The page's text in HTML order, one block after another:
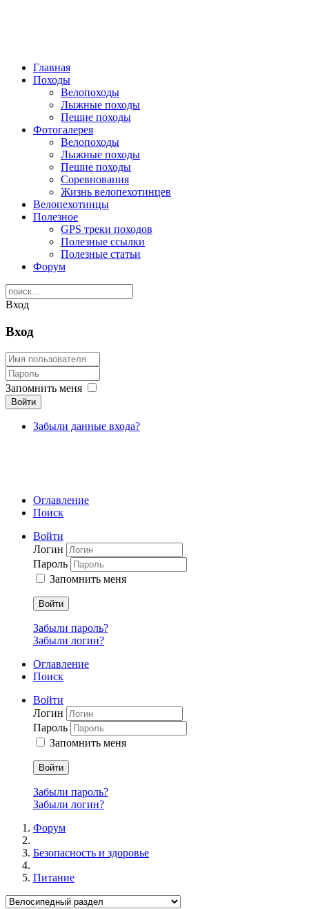
Главная
Походы
Велопоходы
Лыжные походы
Пешие походы
Фотогалерея
Велопоходы
Лыжные походы
Пешие походы
Соревнования
Жизнь велопехотинцев
Велопехотинцы
Полезное
GPS треки походов
Полезные ссылки
Полезные статьи
Форум
Вход
Вход
Запомнить меня
Войти
Забыли данные входа?
Оглавление
Поиск
Войти
Логин
Пароль
Запомнить меня
Войти
Забыли пароль?
Забыли логин?
Оглавление
Поиск
Войти
Логин
Пароль
Запомнить меня
Войти
Забыли пароль?
Забыли логин?
Форум
Безопасность и здоровье
Питание